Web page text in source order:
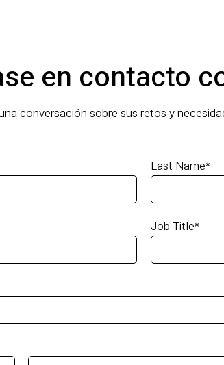
en contacto
conversación sobre sus retos y
Last Name*
Job Title*